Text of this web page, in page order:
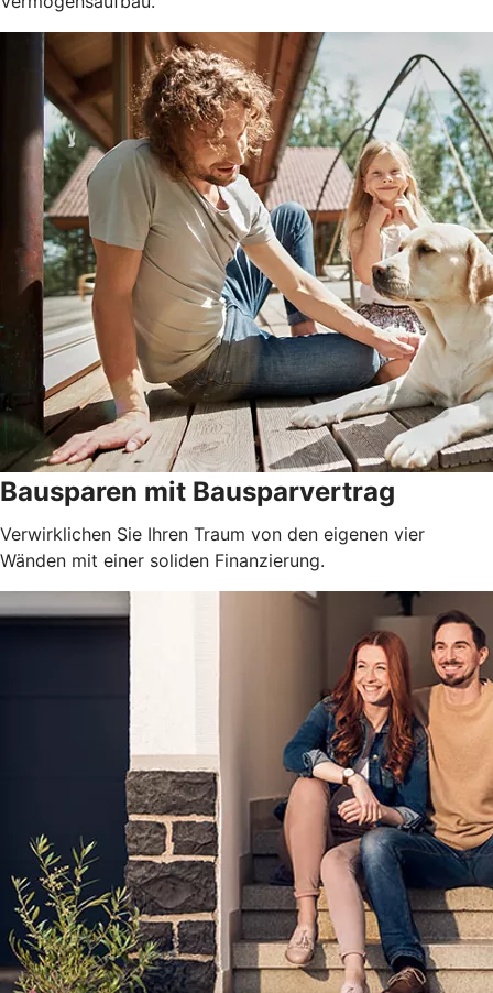
Bausparen mit Bausparvertrag
Verwirklichen Sie Ihren Traum von den eigenen vier
Wänden mit einer soliden Finanzierung.